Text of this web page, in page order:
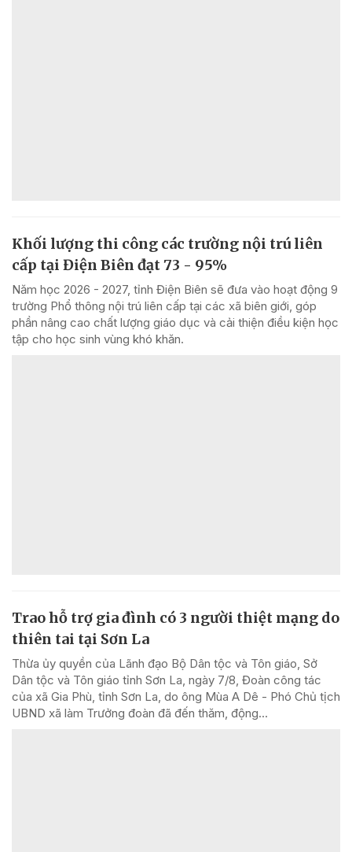
Khối lượng thi công các trường nội trú liên
cấp tại Điện Biên đạt 73 - 95%
Năm học 2026 - 2027, tỉnh Điện Biên sẽ đưa vào hoạt động 9
trường Phổ thông nội trú liên cấp tại các xã biên giới, góp
phần nâng cao chất lượng giáo dục và cải thiện điều kiện học
tập cho học sinh vùng khó khăn.
Trao hỗ trợ gia đình có 3 người thiệt mạng do
thiên tai tại Sơn La
Thừa ủy quyền của Lãnh đạo Bộ Dân tộc và Tôn giáo, Sở
Dân tộc và Tôn giáo tỉnh Sơn La, ngày 7/8, Đoàn công tác
của xã Gia Phù, tỉnh Sơn La, do ông Mùa A Dê - Phó Chủ tịch
UBND xã làm Trưởng đoàn đã đến thăm, động...